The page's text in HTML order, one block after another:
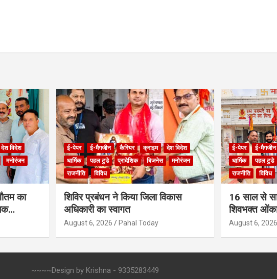
देश विदेश
मनोरंजन
का
ई-पेपर ई-मैगजीन कैरियर क्राइम
देश विदेश
धार्मिक
पहल टुडे प्रादेशिक बिजनेस
मनोरंजन
राजनीति
विविध
शिविर प्रबंधन ने किया जिला विकास
अधिकारी का स्वागत
August 6, 2026 Pahal Today
ई-पेपर ई-मैगजीन
धार्मिक
पहल टुडे
राजनीति
विविध
16 साल से
शिवभक्त
August 6, 2026
~~~~Design by Krishna - 9335283449